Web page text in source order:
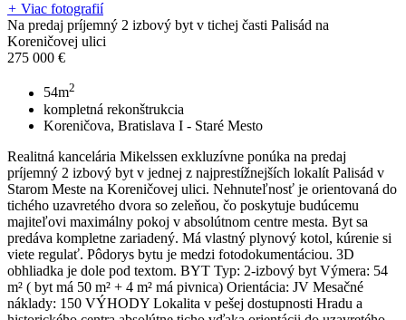
+ Viac fotografií
Na predaj príjemný 2 izbový byt v tichej časti Palisád na
Koreničovej ulici
275 000 €
54m2
kompletná rekonštrukcia
Koreničova, Bratislava I - Staré Mesto
Realitná kancelária Mikelssen exkluzívne ponúka na predaj
príjemný 2 izbový byt v jednej z najprestížnejších lokalít Palisád v
Starom Meste na Koreničovej ulici. Nehnuteľnosť je orientovaná do
tichého uzavretého dvora so zeleňou, čo poskytuje budúcemu
majiteľovi maximálny pokoj v absolútnom centre mesta. Byt sa
predáva kompletne zariadený. Má vlastný plynový kotol, kúrenie si
viete regulať. Pôdorys bytu je medzi fotodokumentáciou. 3D
obhliadka je dole pod textom. BYT Typ: 2-izbový byt Výmera: 54
m² ( byt má 50 m² + 4 m² má pivnica) Orientácia: JV Mesačné
náklady: 150 VÝHODY Lokalita v pešej dostupnosti Hradu a